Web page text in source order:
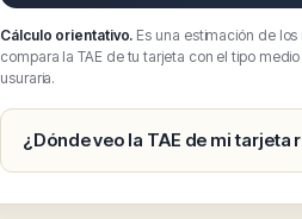
Cálculo orientativo. Es una estimación de
compara la TAE de tu tarjeta con el tipo
usuraria.
¿Dónde veo la TAE de mi tarjeta